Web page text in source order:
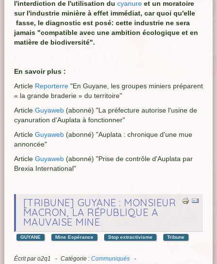
l'interdiction de l'utilisation du cyanure et un moratoire
sur l'industrie minière à effet immédiat, car quoi qu'elle
fasse, le diagnostic est posé: cette industrie ne sera
jamais "compatible avec une ambition écologique et en
matière de biodiversité".
En savoir plus :
Article Reporterre"En Guyane, les groupes miniers préparent
« la grande braderie » du territoire"
Article Guyaweb (abonné) "La préfecture autorise l'usine de
cyanuration d'Auplata à fonctionner"
Article Guyaweb (abonné) "Auplata : chronique d'une mue
annoncée"
Article Guyaweb (abonné) "Prise de contrôle d'Auplata par
Brexia International"
[TRIBUNE] GUYANE : MONSIEUR
MACRON, LA RÉPUBLIQUE A
MAUVAISE MINE
GUYANE Mine Espérance Stop extractivisme Tribune
Écrit paro2q1 Catégorie : Communiqués